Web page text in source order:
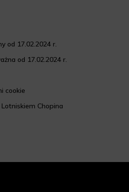
od 17.02.2024 r.
od 17.02.2024 r.
cookie
Chopina